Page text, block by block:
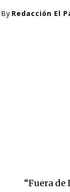
By Redacción El
“Fuera